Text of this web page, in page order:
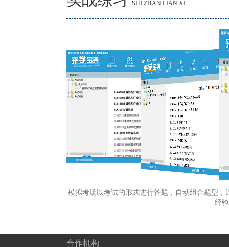
SHI ZHAN LIAN XI
模拟考场以考试的形式进行答题，自动组合题型
经
合作机构